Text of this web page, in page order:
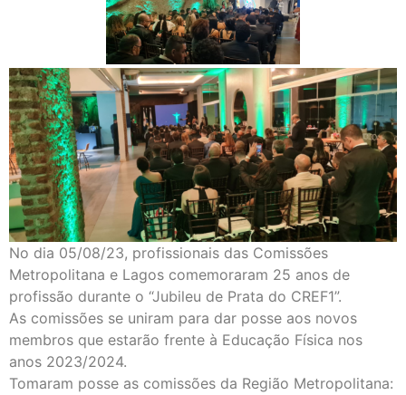
No dia 05/08/23, profissionais das Comissões
Metropolitana e Lagos comemoraram 25 anos de
profissão durante o “Jubileu de Prata do CREF1”.
As comissões se uniram para dar posse aos novos
membros que estarão frente à Educação Física nos
anos 2023/2024.
Tomaram posse as comissões da Região Metropolitana: